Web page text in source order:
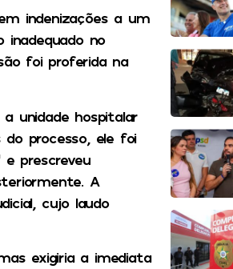
indenizações a um
no
foi proferida na
unidade hospitalar
processo, ele foi
prescreveu
A
cujo laudo
exigiria a imediata